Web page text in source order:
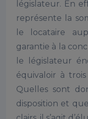
législateur. En
représente la
le locataire
garantie à la
le législateur
équivaloir à
Quelles sont
disposition et